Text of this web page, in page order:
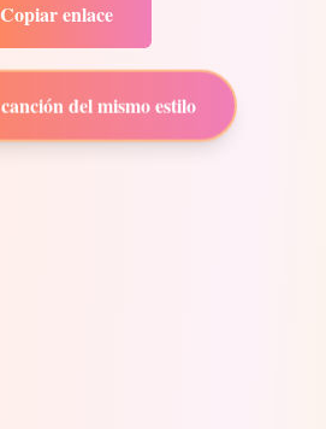
Copiar enlace
del mismo estilo